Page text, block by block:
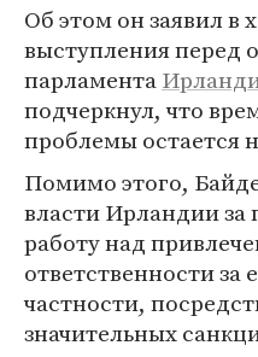
Об этом он заявил в
выступления перед
парламента
подчеркнул, что
проблемы остается
Помимо этого,
власти Ирландии
работу над
ответственности за
частности,
значительных